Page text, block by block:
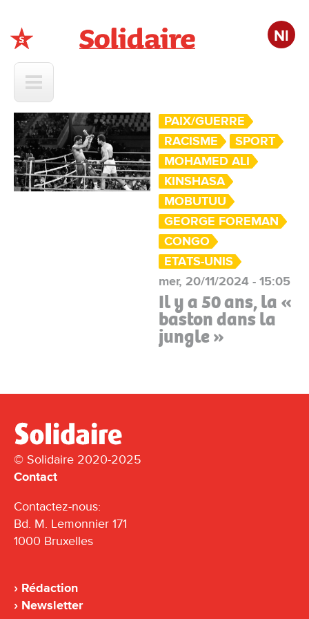
Nl
PAIX/GUERRE
RACISME
SPORT
MOHAMED ALI
KINSHASA
MOBUTUU
GEORGE FOREMAN
CONGO
ETATS-UNIS
mer, 20/11/2024 - 15:05
Il y a 50 ans, la «
baston dans la
jungle »
© Solidaire 2020-2025
Contact
Contactez-nous:
Bd. M. Lemonnier 171
1000 Bruxelles
Rédaction
Newsletter